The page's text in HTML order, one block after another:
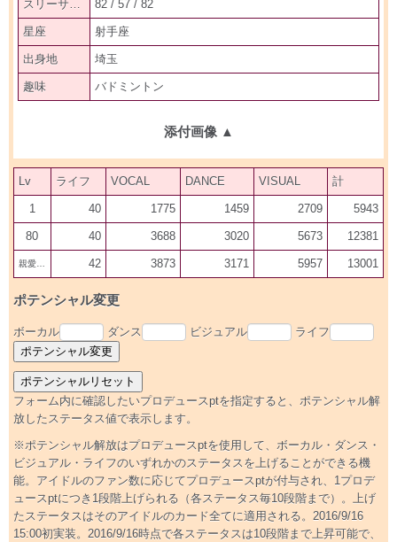
82 / 57 / 82
星座 射手座
出身地 埼玉
趣味 バドミントン
添付画像 ▲
Lv ライフ VOCAL DANCE VISUAL 計
1 40 1775 1459 2709 5943
80 40 3688 3020 5673 12381
親愛200 42 3873 3171 5957 13001
ポテンシャル変更
ボーカル ダンス ビジュアル ライフ
フォーム内に確認したいプロデュースptを指定すると、ポテンシャル解
放したステータス値で表示します。
※ポテンシャル解放はプロデュースptを使用して、ボーカル・ダンス・
ビジュアル・ライフのいずれかのステータスを上げることができる機
能。アイドルのファン数に応じてプロデュースptが付与され、1プロデ
ュースptにつき1段階上げられる（各ステータス毎10段階まで）。上げ
たステータスはそのアイドルのカード全てに適用される。2016/9/16
15:00初実装。2016/9/16時点で各ステータスは10段階まで上昇可能で、